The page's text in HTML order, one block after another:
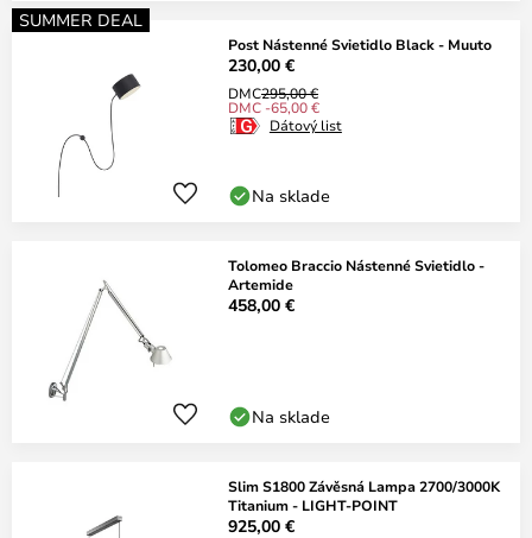
SUMMER DEAL
Post Nástenné Svietidlo Black - Muuto
230,00 €
DMC295,00 €
DMC -65,00 €
Dátový list
Na sklade
Tolomeo Braccio Nástenné Svietidlo -
Artemide
458,00 €
Na sklade
Slim S1800 Závěsná Lampa 2700/3000K
Titanium - LIGHT-POINT
925,00 €